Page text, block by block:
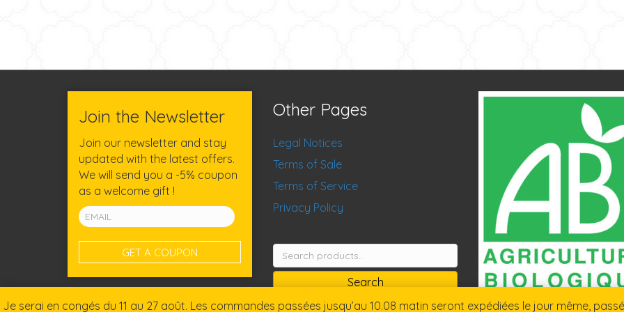
Je serai en congés du 11 au 27 août. Les commandes passées jusqu’au 10.08 matin seront expédiées le jour même,
Join the Newsletter
Join our newsletter and stay
updated with the latest offers.
We will send you a -5% coupon
as a welcome gift !
Other Pages
Legal Notices
Terms of Sale
Terms of Service
Privacy Policy
Search
for:
Search